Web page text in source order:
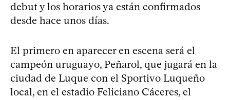
debut y los horarios ya están confirmados
desde hace unos días.
El primero en aparecer en escena será el
campeón uruguayo, Peñarol, que jugará en la
ciudad de Luque con el Sportivo Luqueño
local, en el estadio Feliciano Cáceres, el